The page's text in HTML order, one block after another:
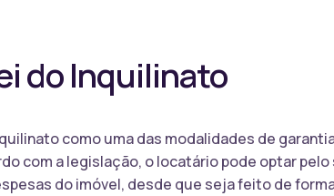
do Inquilinato
como uma das modalidades de
com a legislação, o locatário pode optar
do imóvel, desde que seja feito de